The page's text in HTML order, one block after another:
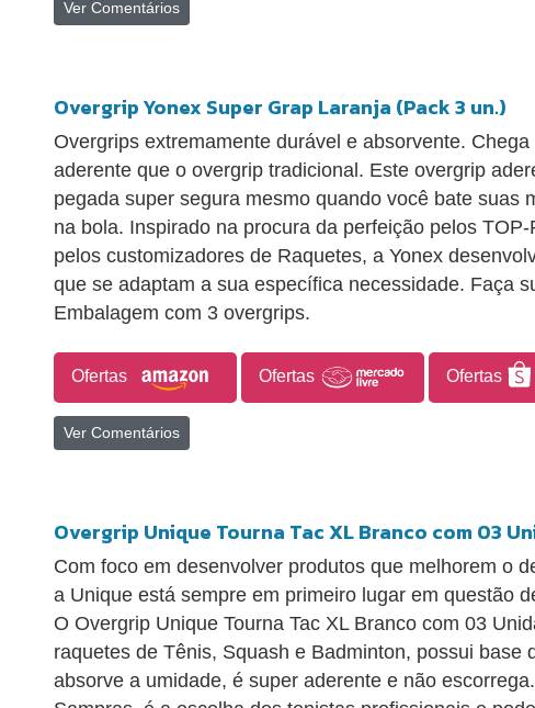
Ver Comentários
Overgrip Yonex Super Grap Laranja (Pack 3 un.)
Overgrips extremamente durável e absorvente.
aderente que o overgrip tradicional. Este overgrip
pegada super segura mesmo quando você bate suas
na bola. Inspirado na procura da perfeição pelos
pelos customizadores de Raquetes, a Yonex
que se adaptam a sua específica necessidade. Faça
Embalagem com 3 overgrips.
Ofertas Ofertas Ofertas
Ver Comentários
Overgrip Unique Tourna Tac XL Branco com 03
Com foco em desenvolver produtos que melhorem o
a Unique está sempre em primeiro lugar em questão
O Overgrip Unique Tourna Tac XL Branco com 03
raquetes de Tênis, Squash e Badminton, possui base
absorve a umidade, é super aderente e não